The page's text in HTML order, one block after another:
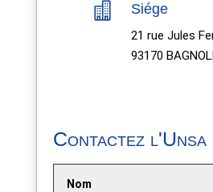
 Siége
21 rue Jules
93170
Contactez